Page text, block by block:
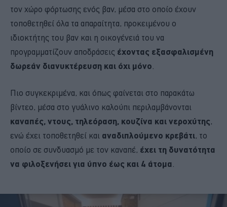
τον χώρο φόρτωσης ενός βαν, μέσα στο οποίο έχουν
τοποθετηθεί όλα τα απαραίτητα, προκειμένου ο
ιδιοκτήτης του βαν και η οικογένειά του να
προγραμματίζουν αποδράσεις έχοντας εξασφαλισμένη
δωρεάν διανυκτέρευση και όχι μόνο
Πιο συγκεκριμένα, και όπως φαίνεται στο παρακάτω
βίντεο, μέσα στο γυάλινο καλούπι περιλαμβάνονται
καναπές, ντους, τηλεόραση, κουζίνα και νεροχύτης,
ενώ έχει τοποθετηθεί και αναδιπλούμενο κρεβάτι, το
οποίο σε συνδυασμό με τον καναπέ, έχει τη δυνατότητα
να φιλοξενήσει για ύπνο έως και 4 άτομα